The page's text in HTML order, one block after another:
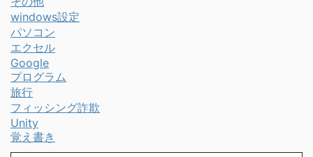
windows設定
パソコン
エクセル
Google
プログラム
旅行
フィッシング詐欺
Unity
覚え書き